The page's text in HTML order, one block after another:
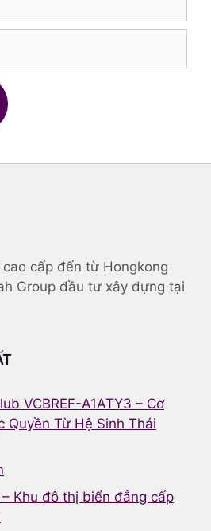
cấp đến từ Hongkong
Group đầu tư xây dựng tại
VCBREF-A1ATY3 – Cơ
Quyền Từ Hệ Sinh Thái
Khu đô thị biển đẳng cấp